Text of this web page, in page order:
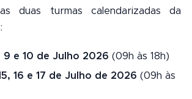
duas turmas calendarizadas da
9 e 10 de Julho 2026 (09h às 18h)
16 e 17 de Julho de 2026 (09h às